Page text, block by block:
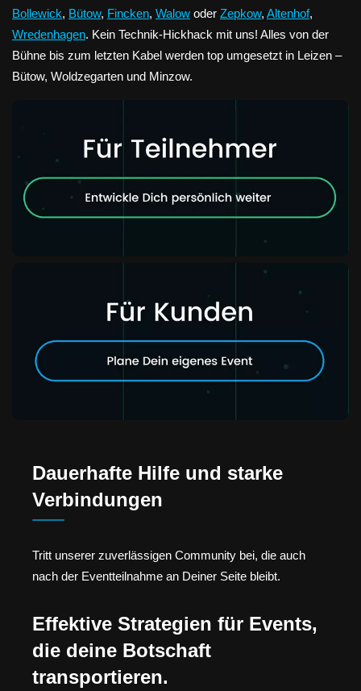
Bollewick, Bütow, Fincken, Walow oder Zepkow, Altenhof,
Wredenhagen. Kein Technik-Hickhack mit uns! Alles von der
Bühne bis zum letzten Kabel werden top umgesetzt in Leizen –
Bütow, Woldzegarten und Minzow.
Dauerhafte Hilfe und starke
Verbindungen
Tritt unserer zuverlässigen Community bei, die auch
nach der Eventteilnahme an Deiner Seite bleibt.
Effektive Strategien für Events,
die deine Botschaft
transportieren.